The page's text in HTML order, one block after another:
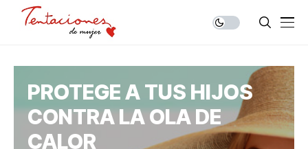
PROTEGE A TUS HIJOS
CONTRA LA OLA DE
CALOR